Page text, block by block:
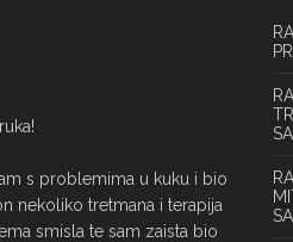
s problemima u kuku i bio
nekoliko tretmana i terapija
smisla te sam zaista bio